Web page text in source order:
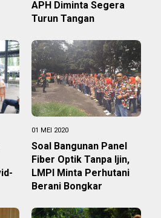
APH Diminta Segera
Turun Tangan
01 MEI 2020
Soal Bangunan Panel
Fiber Optik Tanpa Ijin,
LMPI Minta Perhutani
Berani Bongkar